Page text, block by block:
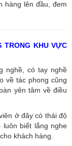
hàng lên đầu, đem
TRONG KHU VỰC
nghề, có tay nghề
về tác phong cũng
yên tâm về điều
ở đây có thái độ
luôn biết lắng nghe
khách hàng.